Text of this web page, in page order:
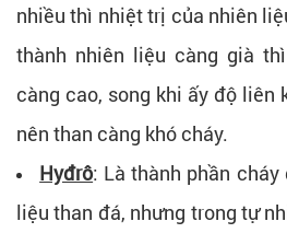
nhiều thì nhiệt trị của nhiên
thành nhiên liệu càng già
càng cao, song khi ấy độ liên
nên than càng khó cháy.
Hyđrô: Là thành phần
liệu than đá, nhưng trong tự